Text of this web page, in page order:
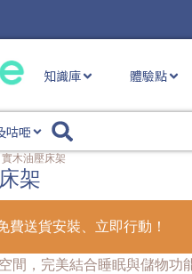
知識庫 體驗點
咕𠱸
實木油壓床架
架
費送貨安裝、立即行動！
間，完美結合睡眠與儲物功